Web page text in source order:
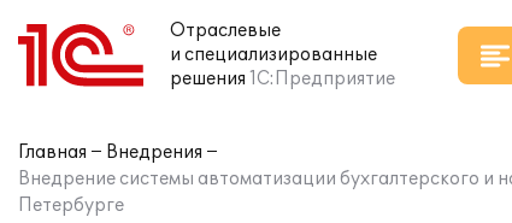
Отраслевые
и специализированные
решения 1С:Предприятие
Главная
Внедрения
Внедрение системы автоматизации бухгалтерского
Петербурге